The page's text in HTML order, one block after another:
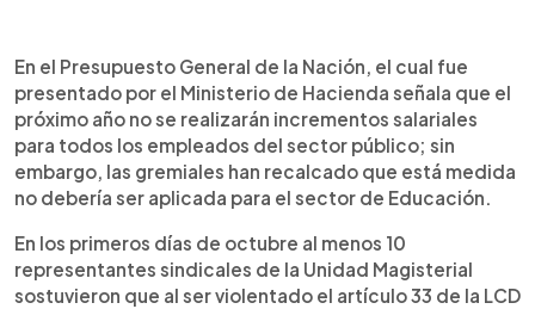
En el Presupuesto General de la Nación, el cual fue
presentado por el Ministerio de Hacienda señala que el
próximo año no se realizarán incrementos salariales
para todos los empleados del sector público; sin
embargo, las gremiales han recalcado que está medida
no debería ser aplicada para el sector de Educación.
En los primeros días de octubre al menos 10
representantes sindicales de la Unidad Magisterial
sostuvieron que al ser violentado el artículo 33 de la LCD